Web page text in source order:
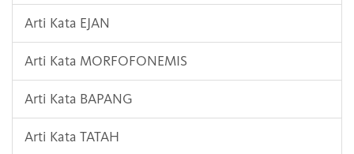
Arti Kata EJAN
Arti Kata MORFOFONEMIS
Arti Kata BAPANG
Arti Kata TATAH